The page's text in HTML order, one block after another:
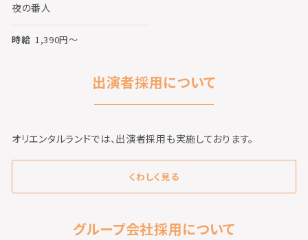
夜の番人
時給 1,390円〜
出演者採用について
オリエンタルランドでは、出演者採用も実施しております。
くわしく見る
グループ会社採用について